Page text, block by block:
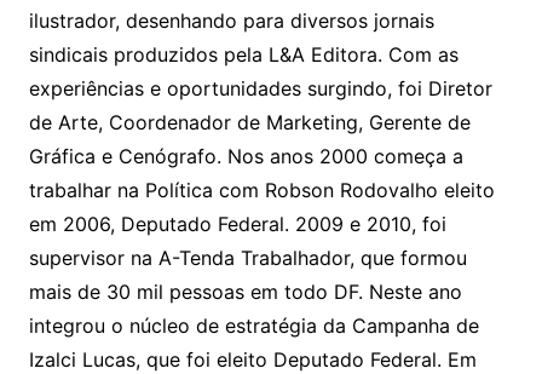
ilustrador, desenhando para diversos jornais
sindicais produzidos pela L&A Editora. Com as
experiências e oportunidades surgindo, foi Diretor
de Arte, Coordenador de Marketing, Gerente de
Gráfica e Cenógrafo. Nos anos 2000 começa a
trabalhar na Política com Robson Rodovalho eleito
em 2006, Deputado Federal. 2009 e 2010, foi
supervisor na A-Tenda Trabalhador, que formou
mais de 30 mil pessoas em todo DF. Neste ano
integrou o núcleo de estratégia da Campanha de
Izalci Lucas, que foi eleito Deputado Federal. Em